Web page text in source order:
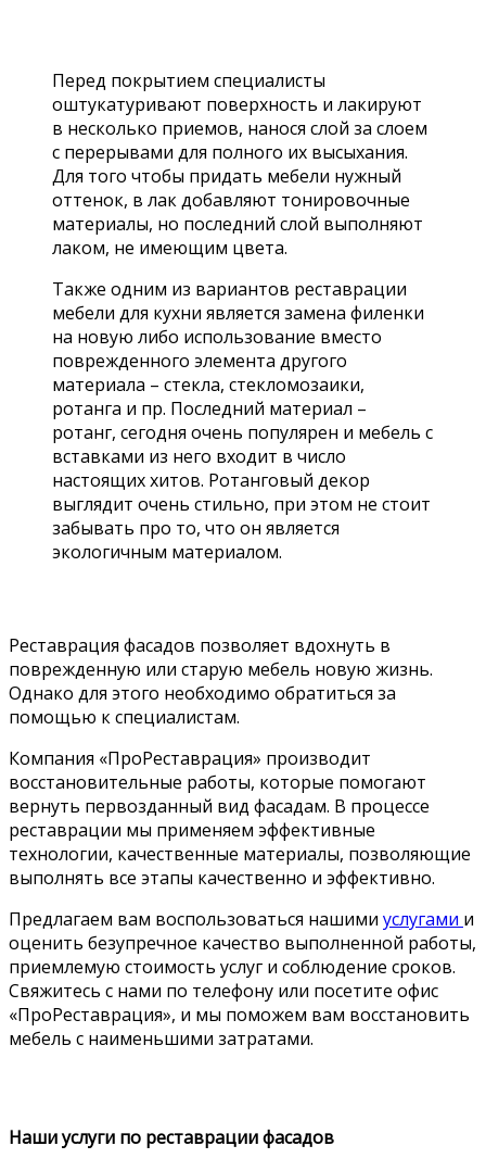
Перед покрытием специалисты
оштукатуривают поверхность и лакируют
в несколько приемов, нанося слой за слоем
с перерывами для полного их высыхания.
Для того чтобы придать мебели нужный
оттенок, в лак добавляют тонировочные
материалы, но последний слой выполняют
лаком, не имеющим цвета.
Также одним из вариантов реставрации
мебели для кухни является замена филенки
на новую либо использование вместо
поврежденного элемента другого
материала – стекла, стекломозаики,
ротанга и пр. Последний материал –
ротанг, сегодня очень популярен и мебель с
вставками из него входит в число
настоящих хитов. Ротанговый декор
выглядит очень стильно, при этом не стоит
забывать про то, что он является
экологичным материалом.
Реставрация фасадов позволяет вдохнуть в
поврежденную или старую мебель новую жизнь.
Однако для этого необходимо обратиться за
помощью к специалистам.
Компания «ПроРеставрация» производит
восстановительные работы, которые помогают
вернуть первозданный вид фасадам. В процессе
реставрации мы применяем эффективные
технологии, качественные материалы, позволяющие
выполнять все этапы качественно и эффективно.
Предлагаем вам воспользоваться нашими услугами и
оценить безупречное качество выполненной работы,
приемлемую стоимость услуг и соблюдение сроков.
Свяжитесь с нами по телефону или посетите офис
«ПроРеставрация», и мы поможем вам восстановить
мебель с наименьшими затратами.
Наши услуги по реставрации фасадов